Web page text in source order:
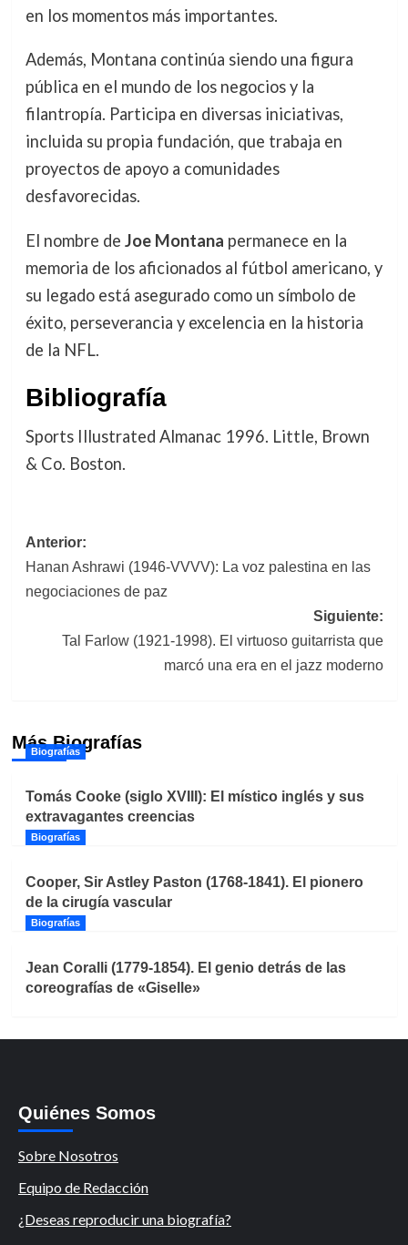
en los momentos más importantes.
Además, Montana continúa siendo una figura
pública en el mundo de los negocios y la
filantropía. Participa en diversas iniciativas,
incluida su propia fundación, que trabaja en
proyectos de apoyo a comunidades
desfavorecidas.
El nombre de Joe Montana permanece en la
memoria de los aficionados al fútbol americano, y
su legado está asegurado como un símbolo de
éxito, perseverancia y excelencia en la historia
de la NFL.
Bibliografía
Sports Illustrated Almanac 1996. Little, Brown
& Co. Boston.
Navegación
de
entradas
Anterior:
Hanan Ashrawi (1946-VVVV): La voz palestina en las
negociaciones de paz
Siguiente:
Tal Farlow (1921-1998). El virtuoso guitarrista que
marcó una era en el jazz moderno
Más Biografías
Biografías
Tomás Cooke (siglo XVIII): El místico inglés y sus
extravagantes creencias
Biografías
Cooper, Sir Astley Paston (1768-1841). El pionero
de la cirugía vascular
Biografías
Jean Coralli (1779-1854). El genio detrás de las
coreografías de «Giselle»
Quiénes Somos
Sobre Nosotros
Equipo de Redacción
¿Deseas reproducir una biografía?